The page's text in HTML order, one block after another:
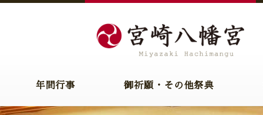
年間行事 御祈願・その他祭典